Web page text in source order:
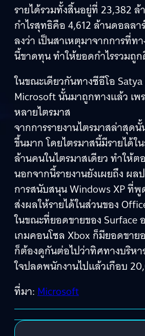
รายได้รวมทั้งสิ้นอยู่ที่ 23,382
กำไรสุทธิคือ 4,612 ล้านดอลล
ลงว่า เป็นสาเหตุมาจากการที่
นี้ขาดทุน ทำให้ยอดกำไรรวมถู
ในขณะเดียวกันทางซีอีโอ
Microsoft นั้นมาถูกทางแล้ว เพ
หลายไตรมาส
จากการรายงานไตรมาสล่าสุด
ขึ้นมาก โดยไตรมาสนี้มีรายได้
ล้านคนในไตรมาสเดียว ทำให้ต
นอกจากนี้รายงานยังเผยถึง ผล
การสนับสนุน Windows XP ที่พู
ส่งผลให้รายได้ในส่วนของ
ในขณะที่ยอดขายของ Surface
เกมคอนโซล Xbox ก็มียอดขาย
ก็ต้องดูกันต่อไปว่าทิศทางบริหา
ใจปลดพนักงานไปแล้วเกือบ
ที่มา:Microsoft